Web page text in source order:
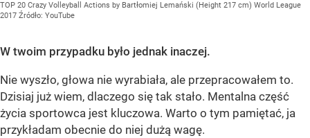
TOP 20 Crazy Volleyball Actions by Bartłomiej Lemański (Height 217 cm) World League
2017 Źródło: YouTube
W twoim przypadku było jednak inaczej.
Nie wyszło, głowa nie wyrabiała, ale przepracowałem to.
Dzisiaj już wiem, dlaczego się tak stało. Mentalna część
życia sportowca jest kluczowa. Warto o tym pamiętać, ja
przykładam obecnie do niej dużą wagę.